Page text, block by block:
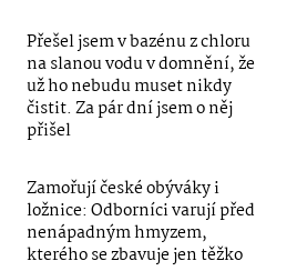
Přešel jsem v bazénu z chloru
na slanou vodu v domnění, že
už ho nebudu muset nikdy
čistit. Za pár dní jsem o něj
přišel
Zamořují české obýváky i
ložnice: Odborníci varují před
nenápadným hmyzem,
kterého se zbavuje jen těžko